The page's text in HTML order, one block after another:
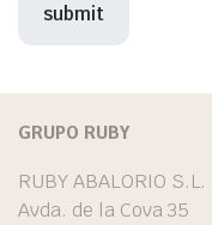
GRUPO RUBY
RUBY ABALORIO S.L.
Avda. de la Cova 35